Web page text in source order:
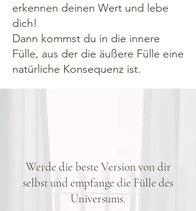
erkennen deinen Wert und lebe
dich!
Dann kommst du in die innere
Fülle, aus der die äußere Fülle eine
natürliche Konsequenz ist.
Werde die beste Version von dir
selbst und empfange die Fülle des
Universums.